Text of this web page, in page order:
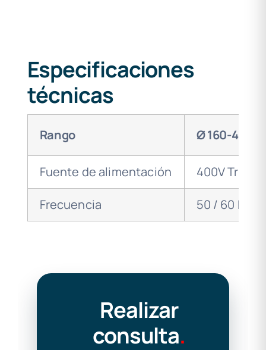
Especificaciones
técnicas
Rango Ø 160-400
Fuente de alimentación 400V
Frecuencia 50 / 60 Hz
Realizar
consulta.